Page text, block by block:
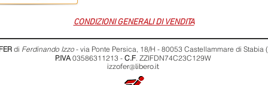
CONDIZIONI GENERALI DI VENDITA
di Ferdinando Izzo - via Ponte Persica, 18/H - 80053 Castellammare di Stabia
P.IVA03586311213 - C.F. ZZIFDN74C23C129W
izzofer@libero.it